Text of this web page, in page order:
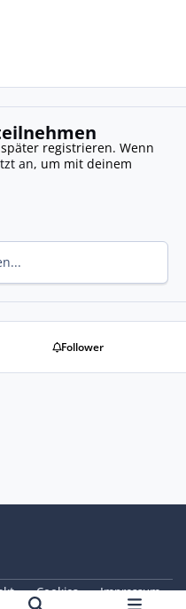
registrieren. Wenn
an, um mit deinem
Follower
Cookies
Impressum